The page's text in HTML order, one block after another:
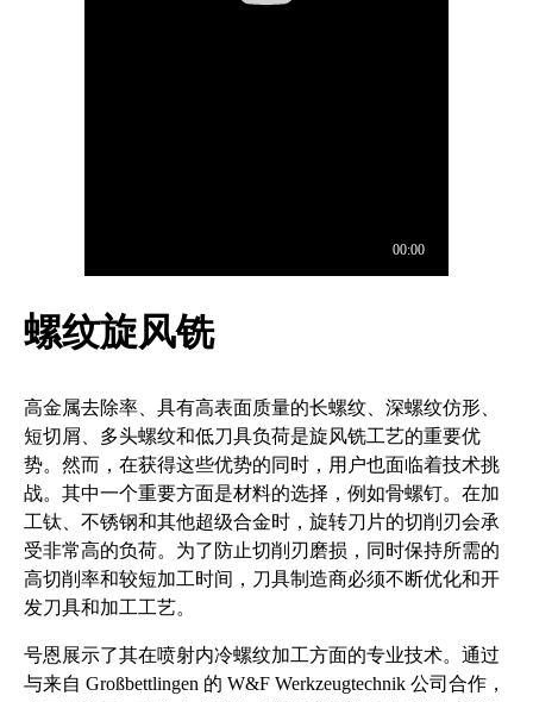
螺纹旋风铣
高金属去除率、具有高表面质量的长螺纹、深螺纹仿形、
短切屑、多头螺纹和低刀具负荷是旋风铣工艺的重要优
势。然而，在获得这些优势的同时，用户也面临着技术挑
战。其中一个重要方面是材料的选择，例如骨螺钉。在加
工钛、不锈钢和其他超级合金时，旋转刀片的切削刃会承
受非常高的负荷。为了防止切削刃磨损，同时保持所需的
高切削率和较短加工时间，刀具制造商必须不断优化和开
发刀具和加工工艺。
号恩展示了其在喷射内冷螺纹加工方面的专业技术。通过
与来自 Großbettlingen 的 W&F Werkzeugtechnik 公司合作，